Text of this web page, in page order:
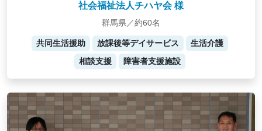
社会福祉法人チハヤ会 様
群馬県／約60名
共同生活援助 放課後等デイサービス
生活介護
相談支援
障害者支援施設